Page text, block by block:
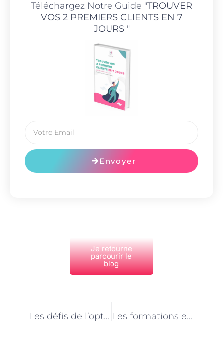
Téléchargez Notre Guide "TROUVER
VOS 2 PREMIERS CLIENTS EN 7
JOURS"
Envoyer
Je retourne
parcourir le
blog
Les défis de l’optimisation des performances web à Paris Les formations en ligne pour développeurs web à Paris : une alternative efficace ?